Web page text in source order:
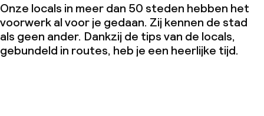
Onze locals in meer dan 50 steden hebben het
voorwerk al voor je gedaan. Zij kennen de stad
als geen ander. Dankzij de tips van de locals,
gebundeld in routes, heb je een heerlijke tijd.